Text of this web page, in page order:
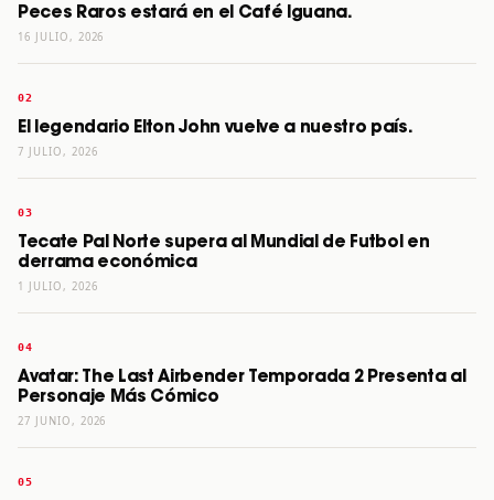
Peces Raros estará en el Café Iguana.
16 JULIO, 2026
El legendario Elton John vuelve a nuestro país.
7 JULIO, 2026
Tecate Pal Norte supera al Mundial de Futbol en
derrama económica
1 JULIO, 2026
Avatar: The Last Airbender Temporada 2 Presenta al
Personaje Más Cómico
27 JUNIO, 2026